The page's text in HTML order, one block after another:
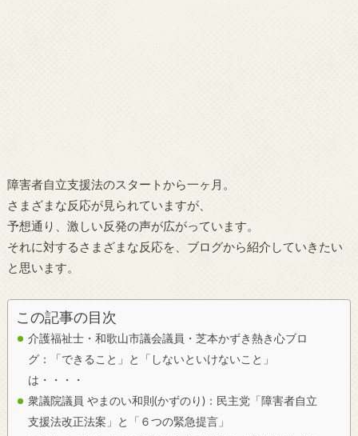
障害者自立支援法のスタートから一ヶ月。
さまざまな反応が見られていますが、
予想通り、激しい反発の声が広がっています。
それに対するさまざまな反応を、ブログから紹介していきたい
と思います。
この記事の目次
介護福祉士・和歌山市議会議員・芝本かずき熱き心ブロ
グ：「できること」と「しないといけないこと」
は・・・・
衆議院議員 やまのい和則(かずのり)：民主党「障害者自立
支援法改正法案」と「６つの緊急提言」